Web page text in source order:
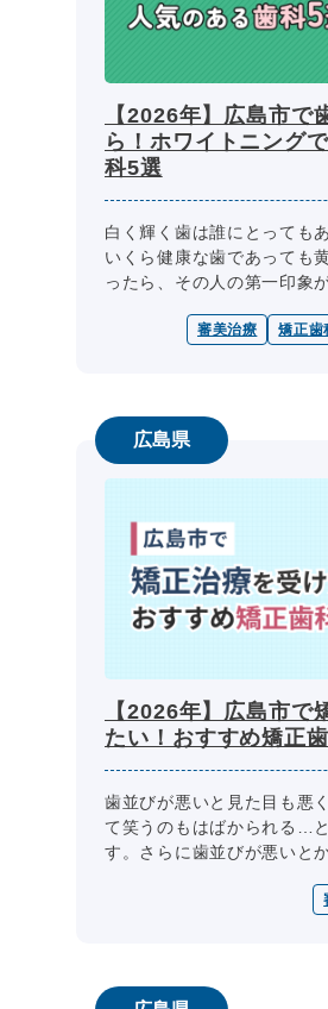
【2026年】広島市で
ら！ホワイトニング
科5選
白く輝く歯は誰にとっても
いくら健康な歯であっても
ったら、その人の第一印象
てしまいます。もともと黄
審美治療 矯正歯
広島県
【2026年】広島市で
たい！おすすめ矯正
歯並びが悪いと見た目も悪
て笑うのもはばかられる…
す。さらに歯並びが悪いと
せん。 いずれにしても、歯